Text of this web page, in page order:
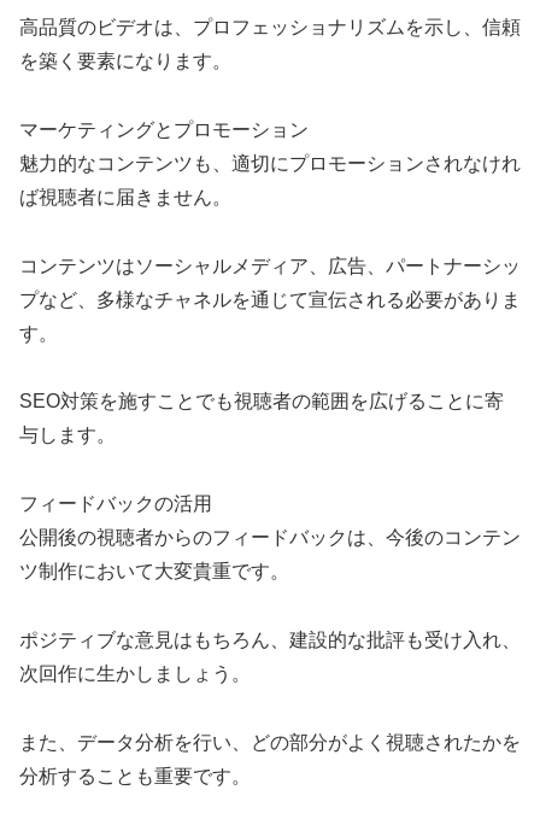
高品質のビデオは、プロフェッショナリズムを示し、信頼
を築く要素になります。
マーケティングとプロモーション
魅力的なコンテンツも、適切にプロモーションされなけれ
ば視聴者に届きません。
コンテンツはソーシャルメディア、広告、パートナーシッ
プなど、多様なチャネルを通じて宣伝される必要がありま
す。
SEO対策を施すことでも視聴者の範囲を広げることに寄
与します。
フィードバックの活用
公開後の視聴者からのフィードバックは、今後のコンテン
ツ制作において大変貴重です。
ポジティブな意見はもちろん、建設的な批評も受け入れ、
次回作に生かしましょう。
また、データ分析を行い、どの部分がよく視聴されたかを
分析することも重要です。